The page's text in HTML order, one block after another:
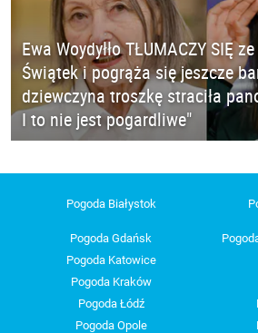
Ewa Woydyłło TŁUMACZY SIĘ
Świątek i pogrąża się jeszcze
dziewczyna troszkę straciła
I to nie jest pogardliwe"
Pogoda Białystok
Pogoda Gdańsk
Pogoda Katowice
Pogoda Kraków
Pogoda Łódź
Pogoda Opole